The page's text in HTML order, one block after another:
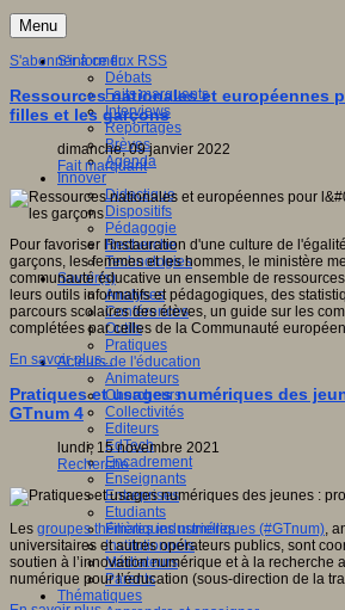
Menu
S'informer
Débats
Faits marquants
Interviews
Reportages
Brèves
Agenda
Innover
Didactique
Dispositifs
Pédagogie
Recherche
Technologies
Savoir(s)
Analyses
Conférences
Outils
Pratiques
Acteurs de l'éducation
Animateurs
Chercheurs
Collectivités
Editeurs
EdTech
Encadrement
Enseignants
Entreprises
Etudiants
Filières industrielles
Institutionnels
Médiateurs
Parents
Thématiques
S'abonner à ce flux RSS
Ressources nationales et européennes
filles et les garçons
dimanche, 09 janvier 2022
Fait marquant
Pour favoriser l'instauration d'une culture de
garçons, les femmes et les hommes, le ministère
communauté éducative un ensemble de
leurs outils informatifs et pédagogiques, des
parcours scolaires des élèves, un guide sur les
complétées par celles de la Communauté
En savoir plus...
Pratiques et usages numériques des
GTnum 4
lundi, 15 novembre 2021
Recherche
Les groupes thématiques numériques (#GTnum),
universitaires et autres opérateurs publics, sont
soutien à l’innovation numérique et à la recherche
numérique pour l’éducation (sous-direction de la